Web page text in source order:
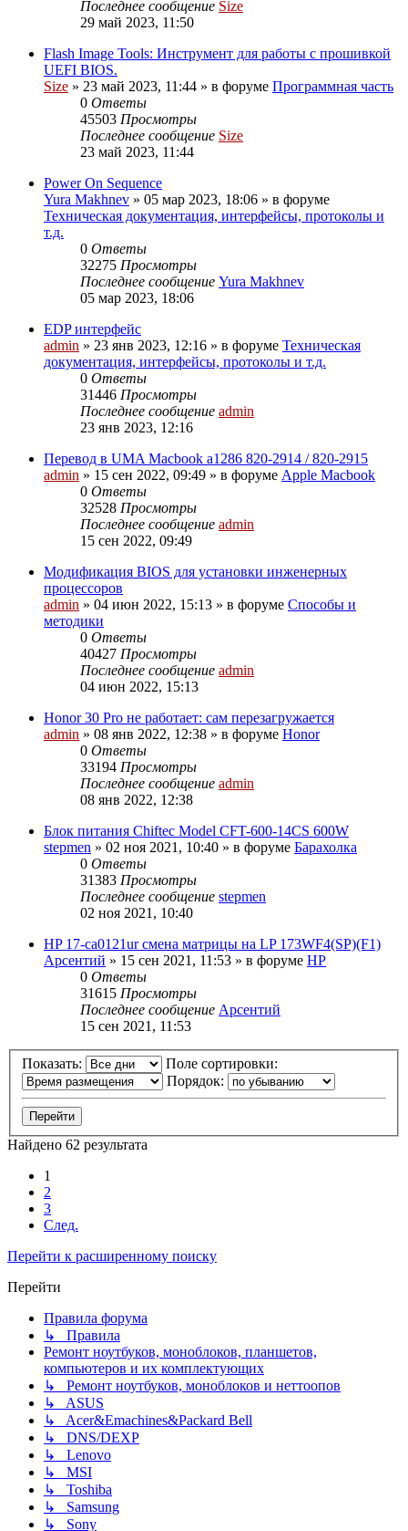
Последнее сообщение Size
29 май 2023, 11:50
Flash Image Tools: Инструмент для работы с прошивкой
UEFI BIOS.
Size » 23 май 2023, 11:44 » в форуме Программная часть
0 Ответы
45503 Просмотры
Последнее сообщение Size
23 май 2023, 11:44
Power On Sequence
Yura Makhnev » 05 мар 2023, 18:06 » в форуме
Техническая документация, интерфейсы, протоколы и
т.д.
0 Ответы
32275 Просмотры
Последнее сообщение Yura Makhnev
05 мар 2023, 18:06
EDP интерфейс
admin » 23 янв 2023, 12:16 » в форуме Техническая
документация, интерфейсы, протоколы и т.д.
0 Ответы
31446 Просмотры
Последнее сообщение admin
23 янв 2023, 12:16
Перевод в UMA Macbook a1286 820-2914 / 820-2915
admin » 15 сен 2022, 09:49 » в форуме Apple Macbook
0 Ответы
32528 Просмотры
Последнее сообщение admin
15 сен 2022, 09:49
Модификация BIOS для установки инженерных
процессоров
admin » 04 июн 2022, 15:13 » в форуме Способы и
методики
0 Ответы
40427 Просмотры
Последнее сообщение admin
04 июн 2022, 15:13
Honor 30 Pro не работает: сам перезагружается
admin » 08 янв 2022, 12:38 » в форуме Honor
0 Ответы
33194 Просмотры
Последнее сообщение admin
08 янв 2022, 12:38
Блок питания Chiftec Model CFT-600-14CS 600W
stepmen » 02 ноя 2021, 10:40 » в форуме Барахолка
0 Ответы
31383 Просмотры
Последнее сообщение stepmen
02 ноя 2021, 10:40
HP 17-ca0121ur смена матрицы на LP 173WF4(SP)(F1)
Арсентий » 15 сен 2021, 11:53 » в форуме HP
0 Ответы
31615 Просмотры
Последнее сообщение Арсентий
15 сен 2021, 11:53
Показать:
Поле сортировки:
Порядок:
Найдено 62 результата
1
2
3
След.
Перейти к расширенному поиску
Перейти
Правила форума
↳ Правила
Ремонт ноутбуков, моноблоков, планшетов,
компьютеров и их комплектующих
↳ Ремонт ноутбуков, моноблоков и неттоопов
↳ ASUS
↳ Acer&Emachines&Packard Bell
↳ DNS/DEXP
↳ Lenovo
↳ MSI
↳ Toshiba
↳ Samsung
↳ Sony